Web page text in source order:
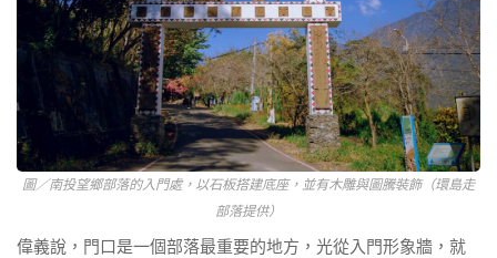
圖／南投望鄉部落的入門處，以石板搭建底座，並有木雕與圖騰裝飾（環島走
部落提供）
偉義說，門口是一個部落最重要的地方，光從入門形象牆，就